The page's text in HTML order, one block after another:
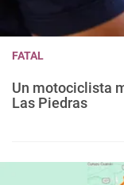
FATAL
Un motociclista
Las Piedras